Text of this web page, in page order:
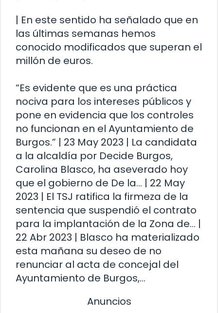
| En este sentido ha señalado que en
las últimas semanas hemos
conocido modificados que superan el
millón de euros.
“Es evidente que es una práctica
nociva para los intereses públicos y
pone en evidencia que los controles
no funcionan en el Ayuntamiento de
Burgos.” | 23 May 2023 | La candidata
a la alcaldía por Decide Burgos,
Carolina Blasco, ha aseverado hoy
que el gobierno de De la… | 22 May
2023 | El TSJ ratifica la firmeza de la
sentencia que suspendió el contrato
para la implantación de la Zona de… |
22 Abr 2023 | Blasco ha materializado
esta mañana su deseo de no
renunciar al acta de concejal del
Ayuntamiento de Burgos,…
Anuncios